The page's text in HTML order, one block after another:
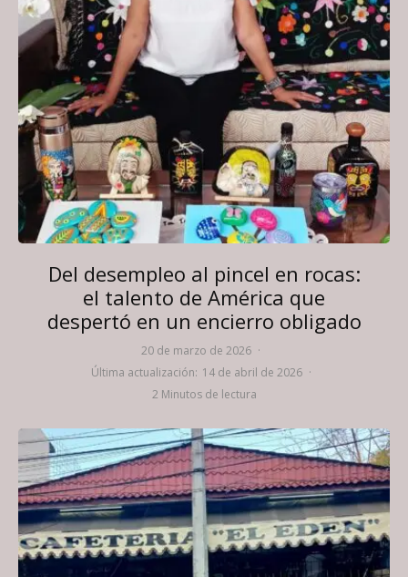
Del desempleo al pincel en rocas:
el talento de América que
despertó en un encierro obligado
20 de marzo de 2026 ·
Última actualización: 14 de abril de 2026 ·
2 Minutos de lectura